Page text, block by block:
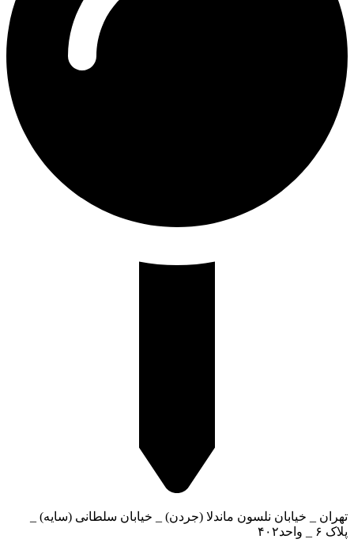
تهران _ خیابان نلسون ماندلا (جردن) _ خیابان سلطانی (سایه) _
پلاک ۶ _ واحد۴۰۲